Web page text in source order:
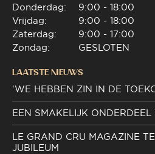
Donderdag:
Vrijdag:
Zaterdag:
Zondag:
9:00 - 18:00
9:00 - 18:00
9:00 - 17:00
GESLOTEN
LAATSTE NIEUWS
‘WE HEBBEN ZIN IN DE
EEN SMAKELIJK ONDERDEEL
LE GRAND CRU MAGAZINE
JUBILEUM